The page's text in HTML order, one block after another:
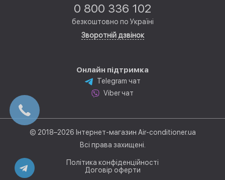
0 800 336 102
безкоштовно по Україні
Зворотній дзвінок
Онлайн підтримка
Telegram чат
Viber чат
© 2018–2026 Інтернет-магазин Air-conditioner.ua
Всі права захищені.
Політика конфіденційності
Договір оферти